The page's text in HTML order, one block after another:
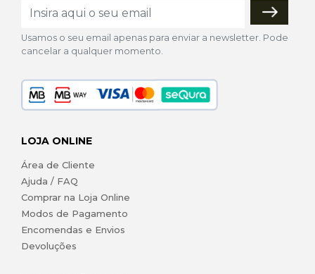
Usamos o seu email apenas para enviar a newsletter. Pode
cancelar a qualquer momento.
LOJA ONLINE
Área de Cliente
Ajuda / FAQ
Comprar na Loja Online
Modos de Pagamento
Encomendas e Envios
Devoluções